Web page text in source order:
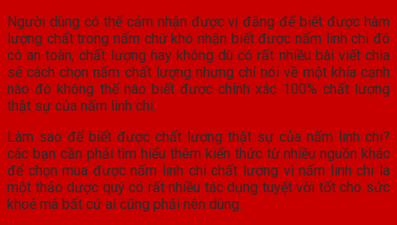
Người dùng có thể cảm nhận được vị đắng để biết được hàm
lượng chất trong nấm chứ khó nhận biết được nấm linh chi đó
có an toàn, chất lượng hay không dù có rất nhiều bài viết chia
sẻ cách chọn nấm chất lượng nhưng chỉ nói về một khía cạnh
nào đó không thể nào biết được chính xác 100% chất lượng
thật sự của nấm linh chi.
Làm sao để biết được chất lượng thật sự của nấm linh chi?
các bạn cần phải tìm hiểu thêm kiến thức từ nhiều nguồn khác
để chọn mua được nấm linh chi chất lượng vì nấm linh chi là
một thảo dược quý có rất nhiều tác dụng tuyệt vời tốt cho sức
khoẻ mà bất cứ ai cũng phải nên dùng.